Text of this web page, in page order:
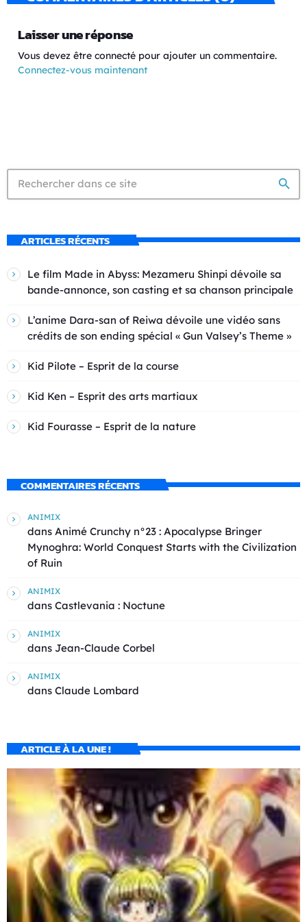
Laisser une réponse
Vous devez être connecté pour ajouter un commentaire.
Connectez-vous maintenant
search
ARTICLES RÉCENTS
Le film Made in Abyss: Mezameru Shinpi dévoile sa
bande-annonce, son casting et sa chanson principale
L’anime Dara-san of Reiwa dévoile une vidéo sans
crédits de son ending spécial « Gun Valsey’s Theme »
Kid Pilote – Esprit de la course
Kid Ken – Esprit des arts martiaux
Kid Fourasse – Esprit de la nature
COMMENTAIRES RÉCENTS
ANIMIX
dans Animé Crunchy n°23 : Apocalypse Bringer
Mynoghra: World Conquest Starts with the Civilization
of Ruin
ANIMIX
dans Castlevania : Noctune
ANIMIX
dans Jean-Claude Corbel
ANIMIX
dans Claude Lombard
ARTICLE À LA UNE !